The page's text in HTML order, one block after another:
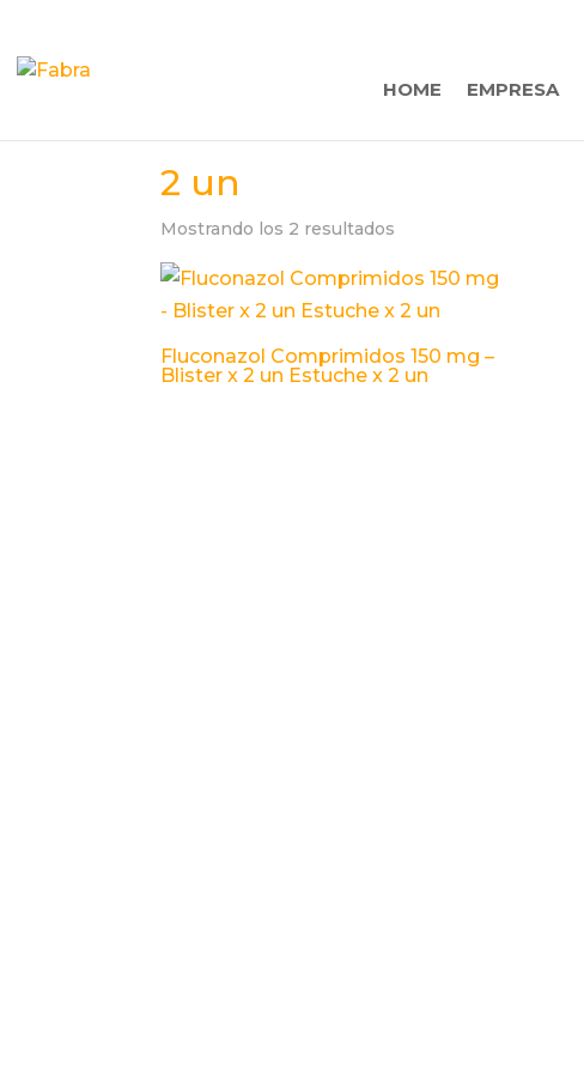
HOME EMPRESA
2 un
Mostrando los 2 resultados
Fluconazol Comprimidos 150 mg –
Blister x 2 un Estuche x 2 un